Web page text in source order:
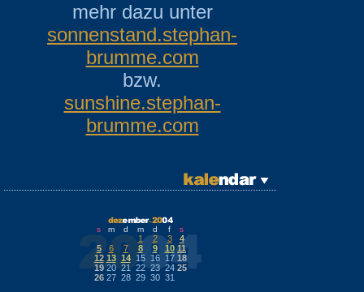
mehr dazu unter
sonnenstand.stephan-
brumme.com
bzw.
sunshine.stephan-
brumme.com
s m d m d f s
1 2 3
4
5
6 7 8 9 10 11
12 13 14 15 16 17 18
19 20 21 22 23 24 25
26 27 28 29 30 31